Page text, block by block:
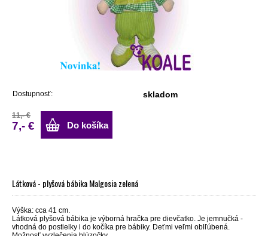
Dostupnosť: skladom
11,- €
7,- € Do košíka
Látková - plyšová bábika Malgosia zelená
Výška: cca 41 cm.
Látková plyšová bábika je výborná hračka pre dievčatko. Je jemnučká -
vhodná do postielky i do kočíka pre bábiky. Deťmi veľmi oblľúbená.